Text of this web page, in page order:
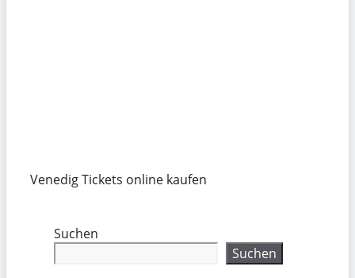
Venedig Tickets online kaufen
Suchen
Suchen